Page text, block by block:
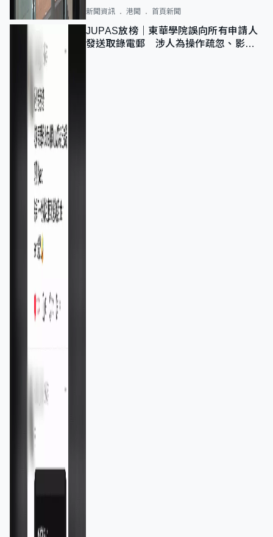
新聞資訊 港聞 首頁新聞
JUPAS放榜｜東華學院誤向所有申請人
發送取錄電郵 涉人為操作疏忽、影響